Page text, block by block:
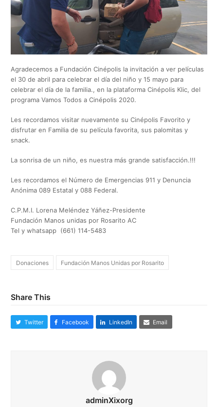
Agradecemos a Fundación Cinépolis la invitación a ver películas
el 30 de abril para celebrar el día del niño y 15 mayo para
celebrar el día de la familia., en la plataforma Cinépolis Klic, del
programa Vamos Todos a Cinépolis 2020.
Les recordamos visitar nuevamente su Cinépolis Favorito y
disfrutar en Familia de su película favorita, sus palomitas y
snack.
La sonrisa de un niño, es nuestra más grande satisfacción.!!!
Les recordamos el Número de Emergencias 911 y Denuncia
Anónima 089 Estatal y 088 Federal.
C.P.M.I. Lorena Meléndez Yáñez-Presidente
Fundación Manos unidas por Rosarito AC
Tel y whatsapp (661) 114-5483
Donaciones Fundación Manos Unidas por Rosarito
Share This
Twitter Facebook LinkedIn Email
adminXixorg